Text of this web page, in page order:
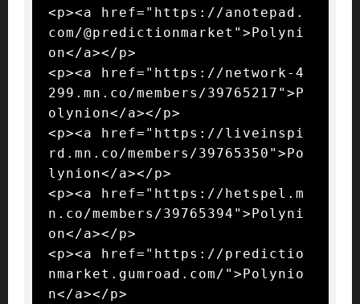
<p><a href="https://anotepad.
com/@predictionmarket">Polyni
on</a></p>
<p><a href="https://network-4
299.mn.co/members/39765217">P
olynion</a></p>
<p><a href="https://liveinspi
rd.mn.co/members/39765350">Po
lynion</a></p>
<p><a href="https://hetspel.m
n.co/members/39765394">Polyni
on</a></p>
<p><a href="https://predictio
nmarket.gumroad.com/">Polynio
n</a></p>